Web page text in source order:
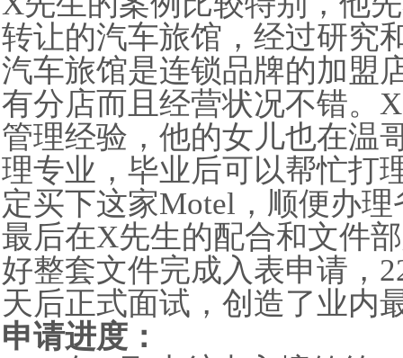
转让的汽车旅馆，经过研究
汽车旅馆是连锁品牌的加盟
有分店而且经营状况不错。 X
管理经验，他的女儿也在温
理专业，毕业后可以帮忙打
定买下这家Motel ，顺便办
最后在X先生的配合和文件
好整套文件完成入表申请，
天后正式面试，创造了业内
申请进度：